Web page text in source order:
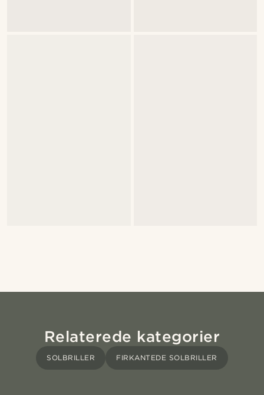
Relaterede kategorier
SOLBRILLER FIRKANTEDE SOLBRILLER